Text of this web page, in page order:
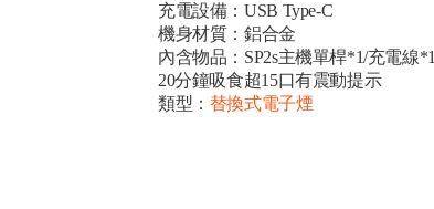
充電設備：USB Type-C
機身材質：鋁合金
內含物品：SP2s主機單桿*1/充電線*1
20分鐘吸食超15口有震動提示
類型： 替換式電子煙